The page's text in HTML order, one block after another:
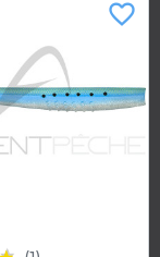
favorite_border